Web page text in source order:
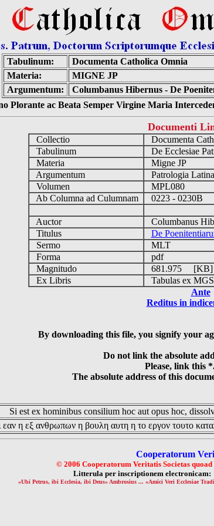
Tabulinum:
Documenta Catholica Omnia
Materia:
MIGNE JP
Argumentum:
Columbanus Hibernus - De
Plorante ac Beata Semper Virgine Maria
Documenti
Collectio
Documenta
Tabulinum
De Ecclesiae
Materia
Migne JP
Argumentum
Patrologia Latina
Volumen
MPL080
Ab Columna ad Culumnam
0223 - 0230B
Auctor
Columbanus
Titulus
De
Sermo
MLT
Forma
pdf
Magnitudo
681.975 [KB]
Ex Libris
Tabulas ex
Ante
Reditus in
By downloading this file, you signify your
Do not link the absolute
Please, link this
The absolute address of this
Si est ex hominibus consilium hoc aut opus hoc,
εαν η εξ ανθρωπων η βουλη αυτη η το εργον τουτο
Cooperatorum
© 2006 Cooperatorum Veritatis Societas
Litterula per inscriptionem
«Ubi Petrus, ibi Ecclesia, ibi Deus» Ambrosius ... «Amici Veri Ecclesiae